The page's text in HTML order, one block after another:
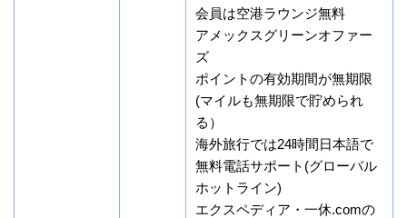
会員は空港ラウンジ無料
アメックスグリーンオファー
ズ
ポイントの有効期間が無期限
(マイルも無期限で貯められ
る）
海外旅行では24時間日本語で
無料電話サポート(グローバル
ホットライン)
エクスペディア・一休.comの